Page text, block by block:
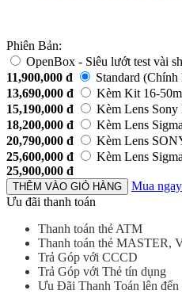
Phiên Bản:
OpenBox - Siêu lướt test vài
11,900,000 đ
Standard (Chính
13,690,000 đ
Kèm Kit 16-
15,190,000 đ
Kèm Lens Sony
18,200,000 đ
Kèm Lens
20,790,000 đ
Kèm Lens
25,600,000 đ
Kèm Lens
25,900,000 đ
THÊM VÀO GIỎ HÀNG
Mua ngay
Ưu đãi thanh toán
Thanh toán thẻ ATM
Thanh toán thẻ MASTER,
Trả Góp với CCCD
Trả Góp với Thẻ tín dụng
Ưu Đãi Thanh Toán lên đến